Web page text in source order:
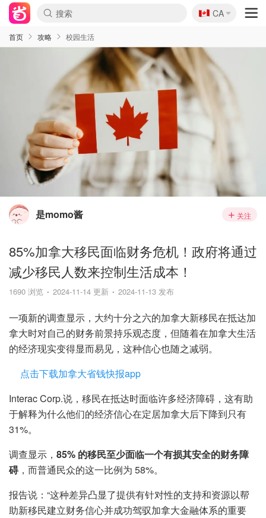
🇨🇦
CA
首页 攻略 校园生活
是momo酱 关注
85%加拿大移民面临财务危机！政府将通过
减少移民人数来控制生活成本！
1690 浏览 2024-11-14 更新 2024-11-13 发布
一项新的调查显示，大约十分之六的加拿大新移民在抵达加
拿大时对自己的财务前景持乐观态度，但随着在加拿大生活
的经济现实变得显而易见，这种信心也随之减弱。
点击下载加拿大省钱快报app
Interac Corp.说，移民在抵达时面临许多经济障碍，这有助
于解释为什么他们的经济信心在定居加拿大后下降到只有
31%。
调查显示， 85% 的移民至少面临一个有损其安全的财务障
碍，而普通民众的这一比例为 58%。
报告说：“这种差异凸显了提供有针对性的支持和资源以帮
助新移民建立财务信心并成功驾驭加拿大金融体系的重要